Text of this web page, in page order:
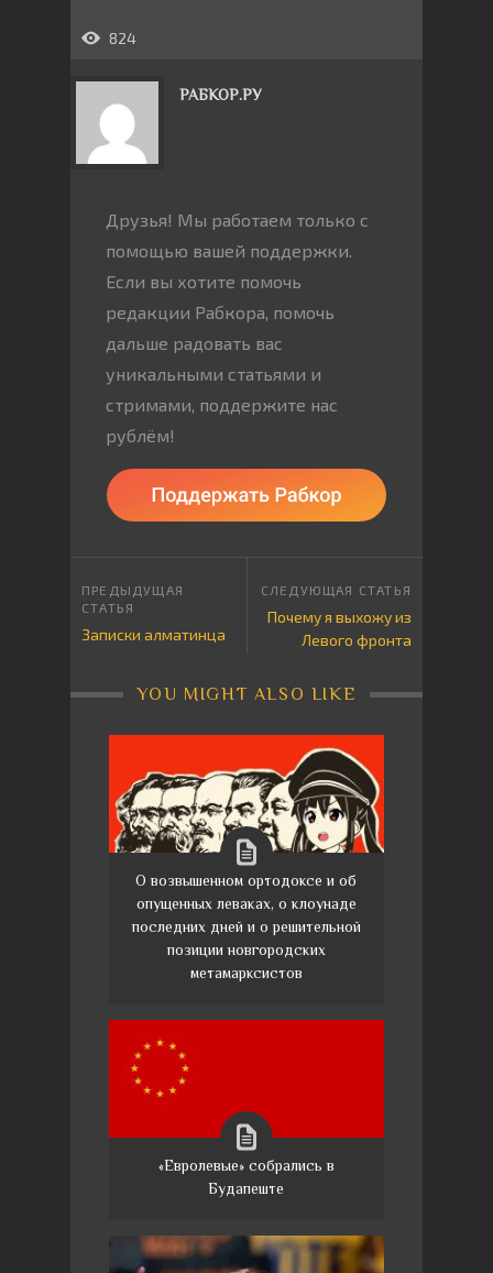
824
РАБКОР.РУ
Друзья! Мы работаем только с
помощью вашей поддержки.
Если вы хотите помочь
редакции Рабкора, помочь
дальше радовать вас
уникальными статьями и
стримами, поддержите нас
рублём!
Записки алматинца
Почему я выхожу из
Левого фронта
YOU MIGHT ALSO LIKE
О возвышенном ортодоксе и об
опущенных леваках, о клоунаде
последних дней и о решительной
позиции новгородских
метамарксистов
«Евролевые» собрались в
Будапеште